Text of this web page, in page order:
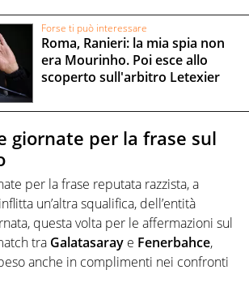
Forse ti può interessare
Roma, Ranieri: la mia spia non
era Mourinho. Poi esce allo
scoperto sull'arbitro Letexier
giornate per la frase sul
per la frase reputata razzista, a
un’altra squalifica, dell’entità
questa volta per le affermazioni sul
tra Galatasaray e Fenerbahce,
anche in complimenti nei confronti